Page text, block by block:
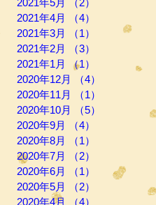
2021年5月
（2）
2021年4月
（4）
2021年3月
（1）
1件の記事
2021年2月
（3）
2021年1月
（1）
1件の記事
2020年12月
（4）
2020年11月
（1）
2020年10月
（5）
2020年9月
（4）
2020年8月
（1）
2020年7月
（2）
2020年6月
（1）
1件の記事
2020年5月
（2）
2020年4月
（4）